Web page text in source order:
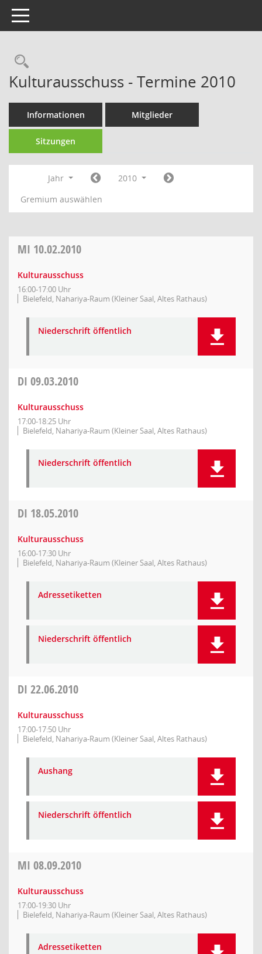
Toggle navigation
Rechercheauswahl
Kulturausschuss - Termine 2010
Informationen Mitglieder
Sitzungen
Jahr
2010
Gremium auswählen
MI 10.02.2010
Kulturausschuss
16:00-17:00 Uhr
Bielefeld, Nahariya-Raum (Kleiner Saal, Altes Rathaus)
Niederschrift öffentlich
DI 09.03.2010
Kulturausschuss
17:00-18:25 Uhr
Bielefeld, Nahariya-Raum (Kleiner Saal, Altes Rathaus)
Niederschrift öffentlich
DI 18.05.2010
Kulturausschuss
16:00-17:30 Uhr
Bielefeld, Nahariya-Raum (Kleiner Saal, Altes Rathaus)
Adressetiketten
Niederschrift öffentlich
DI 22.06.2010
Kulturausschuss
17:00-17:50 Uhr
Bielefeld, Nahariya-Raum (Kleiner Saal, Altes Rathaus)
Aushang
Niederschrift öffentlich
MI 08.09.2010
Kulturausschuss
17:00-19:30 Uhr
Bielefeld, Nahariya-Raum (Kleiner Saal, Altes Rathaus)
Adressetiketten